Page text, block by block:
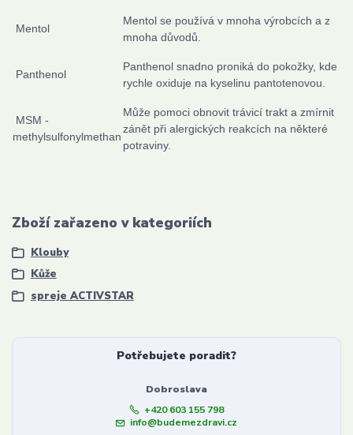
Mentol
Mentol se používá v mnoha výrobcích a z
mnoha důvodů.
Panthenol
Panthenol snadno proniká do pokožky, kde
rychle oxiduje na kyselinu pantotenovou.
MSM -
methylsulfonylmethan
Může pomoci obnovit trávicí trakt a zmírnit
zánět při alergických reakcích na některé
potraviny.
Zboží zařazeno v kategoriích
Klouby
Kůže
spreje ACTIVSTAR
Potřebujete poradit?
Dobroslava
+420 603 155 798
info@budemezdravi.cz